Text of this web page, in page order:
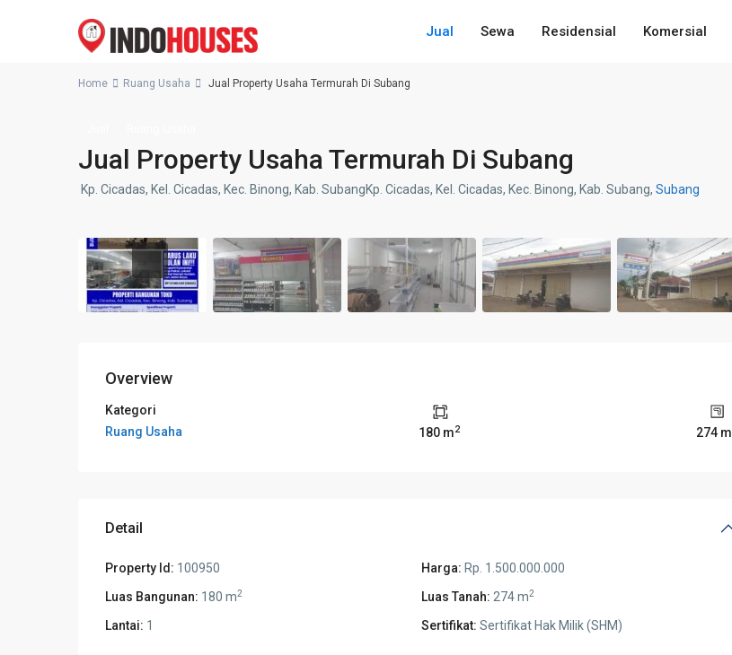
Jual Sewa Residensial Komersial
Home Ruang Usaha Jual Property Usaha Termurah Di Subang
Jual Property Usaha Termurah Di Subang
Kp. Cicadas, Kel. Cicadas, Kec. Binong, Kab. SubangKp. Cicadas, Kel. Cicadas, Kec. Binong, Kab. Subang, Subang
Overview
Kategori
Ruang Usaha
180 m2 274 m
Detail
Property Id: 100950 Harga: Rp. 1.500.000.000
Luas Bangunan: 180 m2 Luas Tanah: 274 m2
Lantai: 1 Sertifikat: Sertifikat Hak Milik (SHM)